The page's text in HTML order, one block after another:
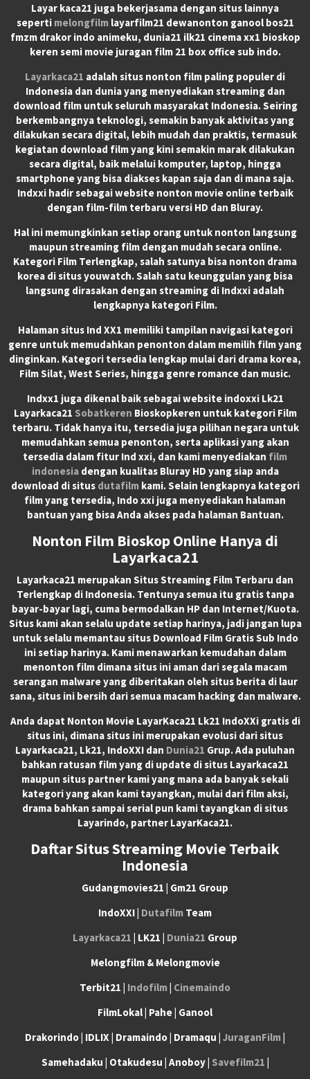
Layar kaca21 juga bekerjasama dengan situs lainnya
seperti melongfilmlayarfilm21 dewanonton ganool bos21
fmzm drakor indo animeku, dunia21 ilk21 cinema xx1 bioskop
keren semi movie juragan film 21 box office sub indo.
Layarkaca21 adalah situs nonton film paling populer di
Indonesia dan dunia yang menyediakan streaming dan
download film untuk seluruh masyarakat Indonesia. Seiring
berkembangnya teknologi, semakin banyak aktivitas yang
dilakukan secara digital, lebih mudah dan praktis, termasuk
kegiatan download film yang kini semakin marak dilakukan
secara digital, baik melalui komputer, laptop, hingga
smartphone yang bisa diakses kapan saja dan di mana saja.
Indxxi hadir sebagai website nonton movie online terbaik
dengan film-film terbaru versi HD dan Bluray.
Hal ini memungkinkan setiap orang untuk nonton langsung
maupun streaming film dengan mudah secara online.
Kategori Film Terlengkap, salah satunya bisa nonton drama
korea di situs youwatch. Salah satu keunggulan yang bisa
langsung dirasakan dengan streaming di Indxxi adalah
lengkapnya kategori Film.
Halaman situs Ind XX1 memiliki tampilan navigasi kategori
genre untuk memudahkan penonton dalam memilih film yang
dinginkan. Kategori tersedia lengkap mulai dari drama korea,
Film Silat, West Series, hingga genre romance dan music.
Indxx1 juga dikenal baik sebagai website indoxxi Lk21
Layarkaca21 Sobatkeren Bioskopkeren untuk kategori Film
terbaru. Tidak hanya itu, tersedia juga pilihan negara untuk
memudahkan semua penonton, serta aplikasi yang akan
tersedia dalam fitur Ind xxi, dan kami menyediakan film
indonesiadengan kualitas Bluray HD yang siap anda
download di situs dutafilmkami. Selain lengkapnya kategori
film yang tersedia, Indo xxi juga menyediakan halaman
bantuan yang bisa Anda akses pada halaman Bantuan.
Nonton Film Bioskop Online Hanya di
Layarkaca21
Layarkaca21 merupakan Situs Streaming Film Terbaru dan
Terlengkap di Indonesia. Tentunya semua itu gratis tanpa
bayar-bayar lagi, cuma bermodalkan HP dan Internet/Kuota.
Situs kami akan selalu update setiap harinya, jadi jangan lupa
untuk selalu memantau situs Download Film Gratis Sub Indo
ini setiap harinya. Kami menawarkan kemudahan dalam
menonton film dimana situs ini aman dari segala macam
serangan malware yang diberitakan oleh situs berita di laur
sana, situs ini bersih dari semua macam hacking dan malware.
Anda dapat Nonton Movie LayarKaca21 Lk21 IndoXXigratis di
situs ini, dimana situs ini merupakan evolusi dari situs
Layarkaca21, Lk21, IndoXXI dan Dunia21 Grup. Ada puluhan
bahkan ratusan film yang di update di situs Layarkaca21
maupun situs partner kami yang mana ada banyak sekali
kategori yang akan kami tayangkan, mulai dari film aksi,
drama bahkan sampai serial pun kami tayangkan di situs
Layarindo, partner LayarKaca21.
Daftar Situs Streaming Movie Terbaik
Indonesia
Gudangmovies21 | Gm21 Group
IndoXXI | Dutafilm Team
Layarkaca21 | LK21 | Dunia21 Group
Melongfilm & Melongmovie
Terbit21 | Indofilm| Cinemaindo
FilmLokal | Pahe | Ganool
Drakorindo | IDLIX | Dramaindo | Dramaqu | JuraganFilm|
Samehadaku | Otakudesu | Anoboy | Savefilm21 |